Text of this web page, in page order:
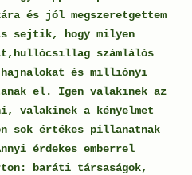
és jól megszeretgettem
sejtik, hogy milyen
számlálós
és milliónyi
el. Igen valakinek az
valakinek a kényelmet
sok értékes pillanatnak
érdekes emberrel
baráti társaságok,